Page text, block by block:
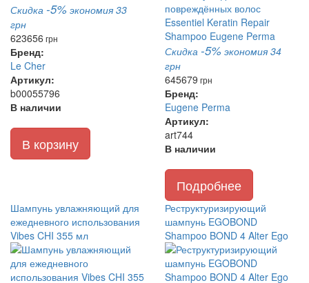
Скидка -5% экономия 33
грн
623656 грн
Бренд:
Le Cher
Артикул:
b00055796
В наличии
В корзину
Скидка -5% экономия 34
грн
645679 грн
Бренд:
Eugene Perma
Артикул:
art744
В наличии
Подробнее
Шампунь увлажняющий для
ежедневного использования
Vibes CHI 355 мл
Реструктуризирующий
шампунь EGOBOND
Shampoo BOND 4 Alter Ego